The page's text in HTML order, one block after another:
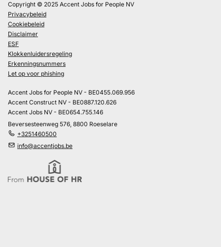
Copyright © 2025 Accent Jobs for People NV
Privacybeleid
Cookiebeleid
Disclaimer
ESF
Klokkenluidersregeling
Erkenningsnummers
Let op voor phishing
Accent Jobs for People NV - BE0455.069.956
Accent Construct NV - BE0887.120.626
Accent Jobs NV - BE0654.755.146
Beversesteenweg 576, 8800 Roeselare
+3251460500
info@accentjobs.be